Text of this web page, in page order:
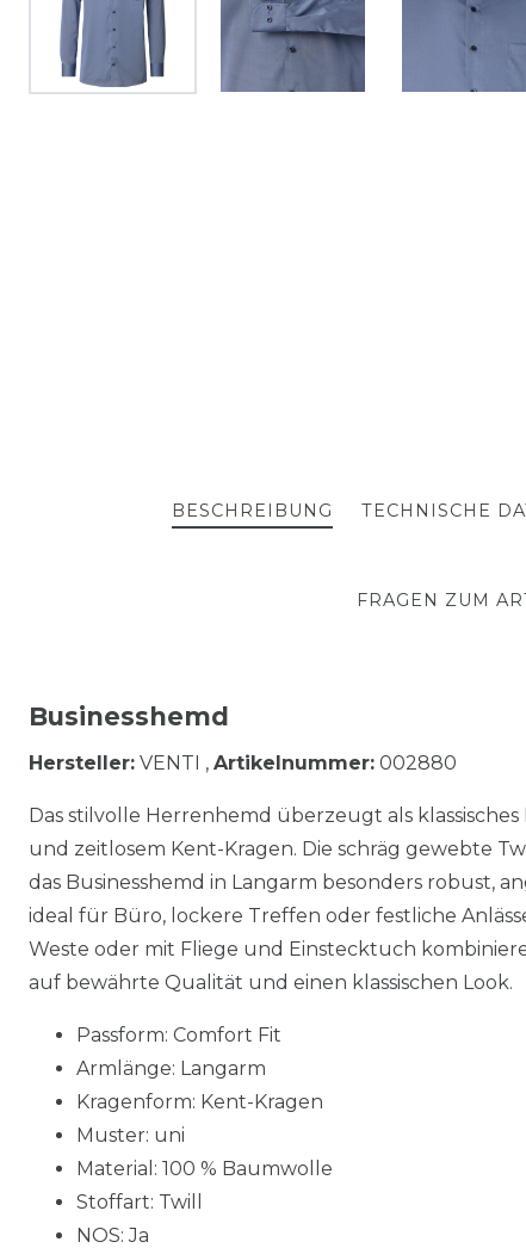
BESCHREIBUNG TECHNISCHE
FRAGEN ZUM
Businesshemd
Hersteller: VENTI , Artikelnummer: 002880
Das stilvolle Herrenhemd überzeugt als
und zeitlosem Kent-Kragen. Die schräg gewebte
das Businesshemd in Langarm besonders robust,
ideal für Büro, lockere Treffen oder festliche
Weste oder mit Fliege und Einstecktuch
auf bewährte Qualität und einen klassischen Look.
Passform: Comfort Fit
Armlänge: Langarm
Kragenform: Kent-Kragen
Muster: uni
Material: 100 % Baumwolle
Stoffart: Twill
NOS: Ja